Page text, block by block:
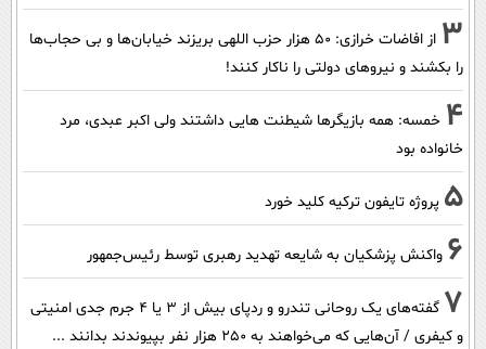
3
از افاضات خرازی: ۵۰ هزار حزب اللهی بریزند خیابان‌ها و بی حجاب‌ها
را بکشند و نیرو‌های دولتی را ناکار کنند!
4 خمسه: همه بازیگرها شیطنت هایی داشتند ولی اکبر عبدی، مرد
خانواده بود
5 پروژه تایفون ترکیه کلید خورد
6 واکنش پزشکیان به شایعه تهدید رهبری توسط رئیس‌جمهور
7
گفته‌های یک روحانی تندرو و ردپای بیش از ۳ یا ۴ جرم جدی امنیتی
و کیفری / آن‌هایی که می‌خواهند به ۲۵۰ هزار نفر بپیوندند بدانند ...